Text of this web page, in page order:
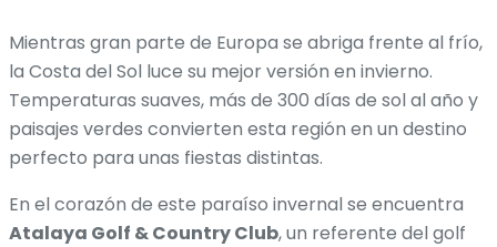
Mientras gran parte de Europa se abriga frente al frío,
la Costa del Sol luce su mejor versión en invierno.
Temperaturas suaves, más de 300 días de sol al año y
paisajes verdes convierten esta región en un destino
perfecto para unas fiestas distintas.
En el corazón de este paraíso invernal se encuentra
Atalaya Golf & Country Club, un referente del golf